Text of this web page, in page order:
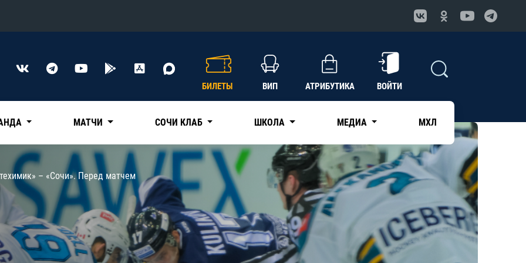
Конференция «Восток»
Нефтехимик
Трактор
Дивизион Чернышева
Авангард
Адмирал
КХЛ
БИЛЕТЫ ВИП АТРИБУТИКА ВОЙТИ
МАТЧИ СОЧИ КЛАБ ШКОЛА МЕДИА МХЛ
– «Сочи». Перед матчем